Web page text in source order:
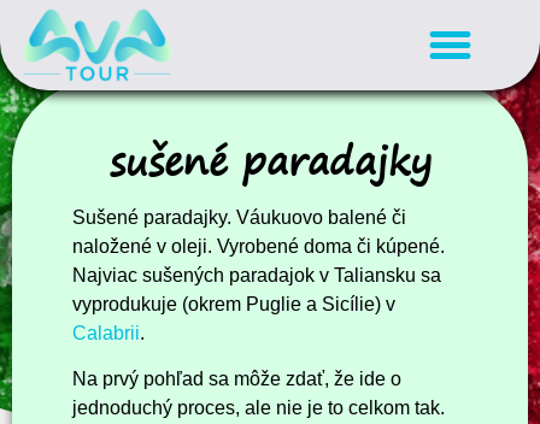
sušené paradajky
Sušené paradajky. Váukuovo balené či
naložené v oleji. Vyrobené doma či kúpené.
Najviac sušených paradajok v Taliansku sa
vyprodukuje (okrem Puglie a Sicílie) v
Calabrii.
Na prvý pohľad sa môže zdať, že ide o
jednoduchý proces, ale nie je to celkom tak.